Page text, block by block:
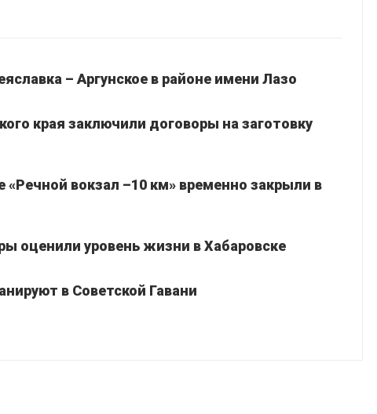
– Аргунское в районе имени Лазо
края заключили договоры на заготовку
вокзал –10 км» временно закрыли в
оценили уровень жизни в Хабаровске
в Советской Гавани